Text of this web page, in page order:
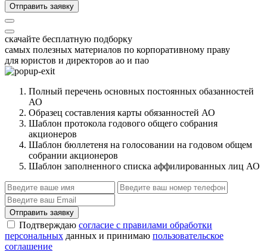
Отправить заявку
скачайте бесплатную подборку
самых полезных материалов по корпоративному праву
для юристов и директоров ао и пао
Полный перечень основных постоянных обазанностей
АО
Образец составления карты обязанностей АО
Шаблон протокола годового общего собрания
акционеров
Шаблон бюллетеня на голосовании на годовом общем
собрании акционеров
Шаблон заполненного списка аффилированных лиц АО
Отправить заявку
Подтверждаю согласие с правилами обработки
персональных данных и принимаю пользовательское
соглашение